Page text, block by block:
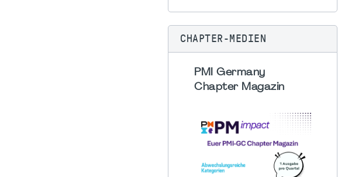
CHAPTER-MEDIEN
PMI Germany
Chapter Magazin